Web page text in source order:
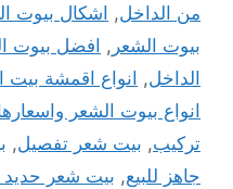
من الداخل, اشكال بيوت
بيوت الشعر , افضل بيوت
الداخل, انواع اقمشة بيت
انواع بيوت الشعر
تركيب, بيت شعر تفصيل,
جاهز للبيع, بيت شعر حديد